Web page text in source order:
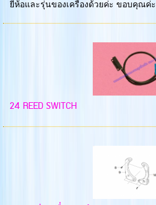
ยี่ห้อและรุ่นของเครื่องด้วยค่ะ ขอบคุณค่ะ
24 REED SWITCH